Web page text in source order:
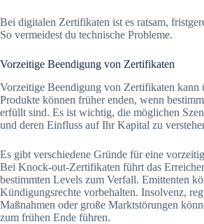
Bei digitalen Zertifikaten ist es ratsam,
So vermeidest du technische Probleme.
Vorzeitige Beendigung von Zertifikaten
Vorzeitige Beendigung von Zertifikaten kann
Produkte können früher enden, wenn
erfüllt sind. Es ist wichtig, die möglichen
und deren Einfluss auf Ihr Kapital zu
Es gibt verschiedene Gründe für eine
Bei Knock-out-Zertifikaten führt das
bestimmten Levels zum Verfall. Emittenten
Kündigungsrechte vorbehalten. Insolvenz,
Maßnahmen oder große Marktstörungen
zum frühen Ende führen.